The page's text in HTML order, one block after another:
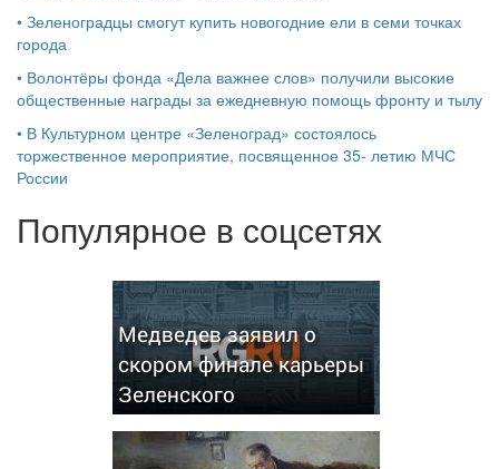
• Зеленоградцы смогут купить новогодние ели в семи точках
города
• Волонтёры фонда «Дела важнее слов» получили высокие
общественные награды за ежедневную помощь фронту и тылу
• В Культурном центре «Зеленоград» состоялось
торжественное мероприятие, посвященное 35- летию МЧС
России
Популярное в соцсетях
Медведев заявил о
скором финале карьеры
Зеленского